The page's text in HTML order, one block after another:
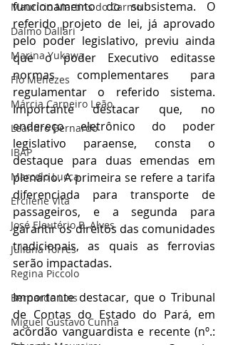
Maurício Martins do Carmo
Dalmo Dallari
Marina Yukawa
Flo Menezes
Márcia Carneiro Leão
Leandro Bernardo
IBAP
Marcelo Lucca
Ercilene Vita
José Eleutério B. Alves
Juliana Torres
Regina Piccolo
Bernardo Lins
Miguel Gustavo Cunha
funcionamento do subsistema. O
referido projeto de lei, já aprovado
pelo poder legislativo, previu ainda
que o poder Executivo editasse
normas complementares para
regulamentar o referido sistema.
Importante destacar que, no
endereço eletrônico do poder
legislativo paraense, consta o
destaque para duas emendas em
plenário. A primeira se refere a tarifa
diferenciada para transporte de
passageiros, e a segunda para
garantir os direitos das comunidades
tradicionais, as quais as ferrovias
serão impactadas.
Importante destacar, que o Tribunal
de Contas do Estado do Pará, em
acórdão vanguardista e recente (nº.: